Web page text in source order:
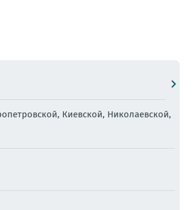
Киевской, Николаевской,